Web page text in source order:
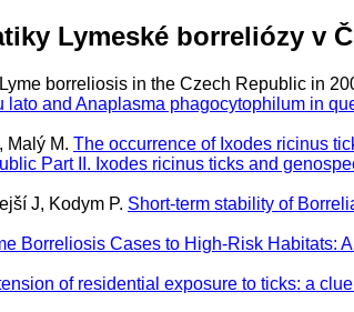
Lymeské borreliózy v
borreliosis in the Czech Republic in
lato and Anaplasma phagocytophilum in
Malý M. The occurrence of Ixodes ricinus
Part II. Ixodes ricinus ticks and
J, Kodym P. Short-term stability of
Borreliosis Cases to High-Risk
of residential exposure to ticks: a